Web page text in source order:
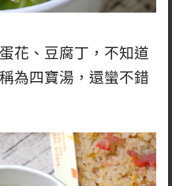
花、豆腐丁，不知道
為四寶湯，還蠻不錯